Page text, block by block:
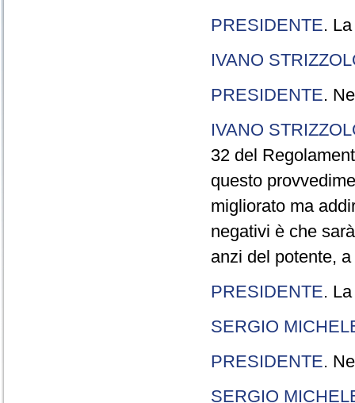
PRESIDENTE.
IVANO
PRESIDENTE.
IVANO
32 del
questo
migliorato ma
negativi è che
anzi del potente,
PRESIDENTE.
SERGIO
PRESIDENTE.
SERGIO